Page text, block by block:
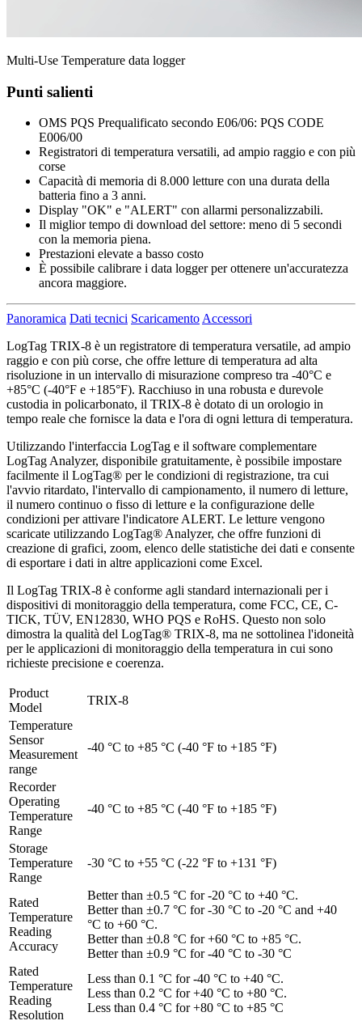
Multi-Use Temperature data logger
Punti salienti
OMS PQS Prequalificato secondo E06/06: PQS CODE
E006/00
Registratori di temperatura versatili, ad ampio raggio e con più
corse
Capacità di memoria di 8.000 letture con una durata della
batteria fino a 3 anni.
Display "OK" e "ALERT" con allarmi personalizzabili.
Il miglior tempo di download del settore: meno di 5 secondi
con la memoria piena.
Prestazioni elevate a basso costo
È possibile calibrare i data logger per ottenere un'accuratezza
ancora maggiore.
Panoramica Dati tecnici Scaricamento Accessori
LogTag TRIX-8 è un registratore di temperatura versatile, ad ampio
raggio e con più corse, che offre letture di temperatura ad alta
risoluzione in un intervallo di misurazione compreso tra -40°C e
+85°C (-40°F e +185°F). Racchiuso in una robusta e durevole
custodia in policarbonato, il TRIX-8 è dotato di un orologio in
tempo reale che fornisce la data e l'ora di ogni lettura di temperatura.
Utilizzando l'interfaccia LogTag e il software complementare
LogTag Analyzer, disponibile gratuitamente, è possibile impostare
facilmente il LogTag® per le condizioni di registrazione, tra cui
l'avvio ritardato, l'intervallo di campionamento, il numero di letture,
il numero continuo o fisso di letture e la configurazione delle
condizioni per attivare l'indicatore ALERT. Le letture vengono
scaricate utilizzando LogTag® Analyzer, che offre funzioni di
creazione di grafici, zoom, elenco delle statistiche dei dati e consente
di esportare i dati in altre applicazioni come Excel.
Il LogTag TRIX-8 è conforme agli standard internazionali per i
dispositivi di monitoraggio della temperatura, come FCC, CE, C-
TICK, TÜV, EN12830, WHO PQS e RoHS. Questo non solo
dimostra la qualità del LogTag® TRIX-8, ma ne sottolinea l'idoneità
per le applicazioni di monitoraggio della temperatura in cui sono
richieste precisione e coerenza.
Product
Model
TRIX-8
Temperature
Sensor
Measurement
range
-40 °C to +85 °C (-40 °F to +185 °F)
Recorder
Operating
Temperature
Range
-40 °C to +85 °C (-40 °F to +185 °F)
Storage
Temperature
Range
-30 °C to +55 °C (-22 °F to +131 °F)
Rated
Temperature
Reading
Accuracy
Better than ±0.5 °C for -20 °C to +40 °C.
Better than ±0.7 °C for -30 °C to -20 °C and +40
°C to +60 °C.
Better than ±0.8 °C for +60 °C to +85 °C.
Better than ±0.9 °C for -40 °C to -30 °C
Rated
Temperature
Reading
Resolution
Less than 0.1 °C for -40 °C to +40 °C.
Less than 0.2 °C for +40 °C to +80 °C.
Less than 0.4 °C for +80 °C to +85 °C